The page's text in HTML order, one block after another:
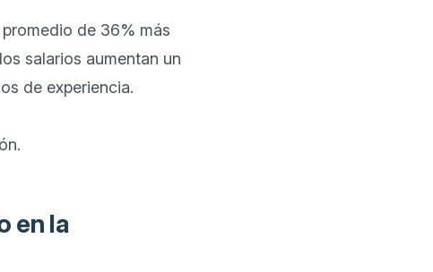
de 36% más
salarios aumentan un
de experiencia.
en la